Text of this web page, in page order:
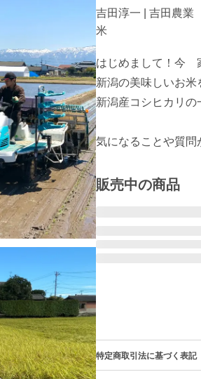
吉田淳一 | 吉田農業
米
はじめまして！今　
新潟の美味しいお米
新潟産コシヒカリの
販売中の商品
特定商取引法に基づく表記